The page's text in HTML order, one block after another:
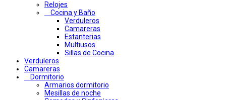
Relojes
Cocina y Baño
Verduleros
Camareras
Estanterias
Multiusos
Sillas de Cocina
Verduleros
Camareras
Dormitorio
Armarios dormitorio
Mesillas de noche